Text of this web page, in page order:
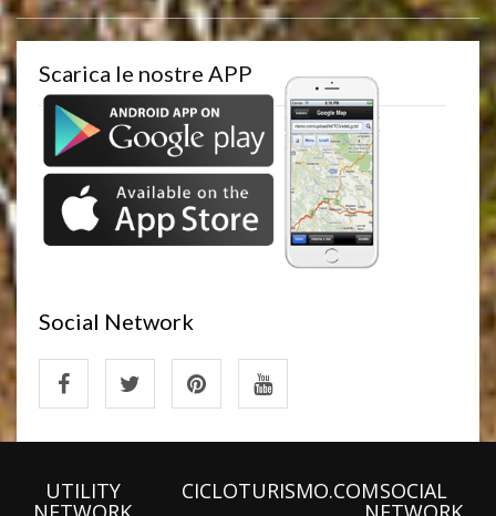
Scarica le nostre APP
Social Network
UTILITY CICLOTURISMO.COMSOCIAL